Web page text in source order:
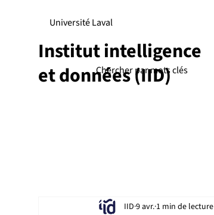
Institut intelligence
et données (IID)
Université Laval
IID 9 avr. 1 min de lecture